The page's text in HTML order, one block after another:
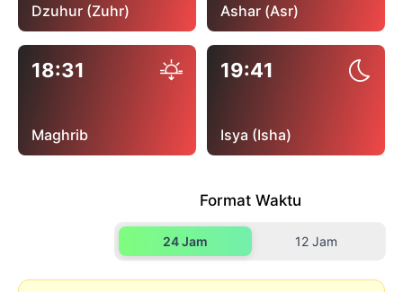
Dzuhur (Zuhr) Ashar (Asr)
18:31
Maghrib
19:41
Isya (Isha)
Format Waktu
24 Jam 12 Jam